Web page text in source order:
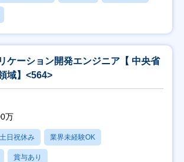
ケーション開発エンジニア【 中央省
域】<564>
万
土日祝休み 業界未経験OK
賞与あり